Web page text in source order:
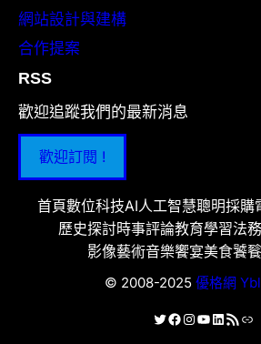
網站設計與建構
合作提案
RSS
歡迎追蹤我們的最新消息
歡迎訂閱 !
首頁數位科技AI人工智慧聰明採購
歷史探討時事評論教育學習法
影像藝術音樂饗宴美食饕餮
© 2008-2025 優格網
X Facebook
Instagram
YouTube
LinkedIn
RSS 資訊提供連結